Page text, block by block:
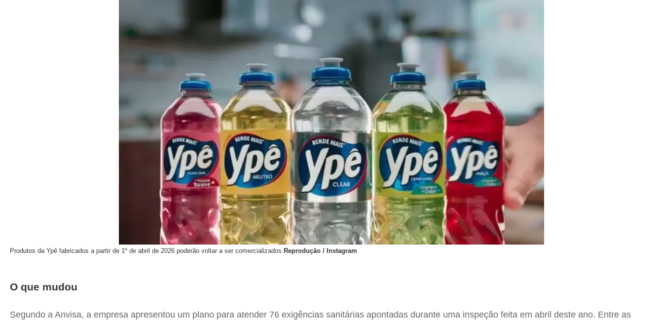
Produtos da Ypê fabricados a partir de 1º de abril de 2026 poderão voltar a ser comercializados. Reprodução / Instagram
O que mudou
Segundo a Anvisa, a empresa apresentou um plano para atender 76 exigências sanitárias apontadas durante uma inspeção feita em abril deste ano. Entre as